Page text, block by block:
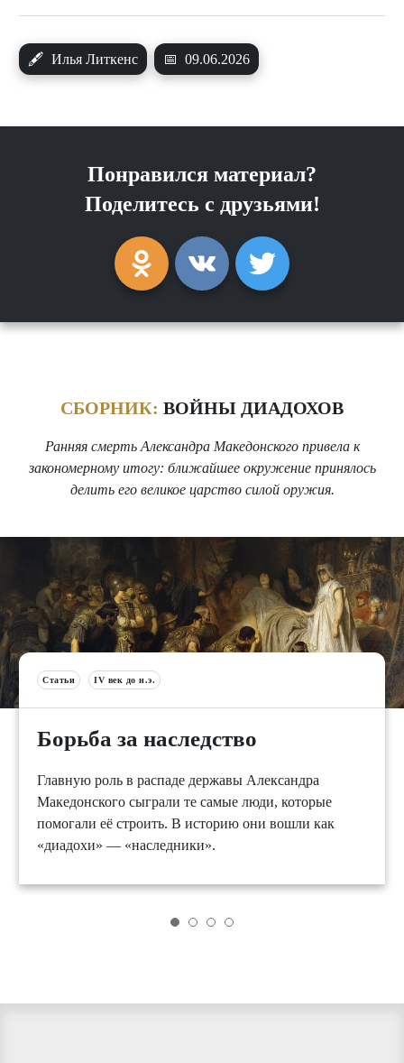
🖋 Илья Литкенс 📅 09.06.2026
Понравился материал?
Поделитесь с друзьями!
СБОРНИК: ВОЙНЫ ДИАДОХОВ
Ранняя смерть Александра Македонского привела к
закономерному итогу: ближайшее окружение принялось
делить его великое царство силой оружия.
Статьи IV век до н.э.
Борьба за наследство
Главную роль в распаде державы Александра
Македонского сыграли те самые люди, которые
помогали её строить. В историю они вошли как
«диадохи» — «наследники».